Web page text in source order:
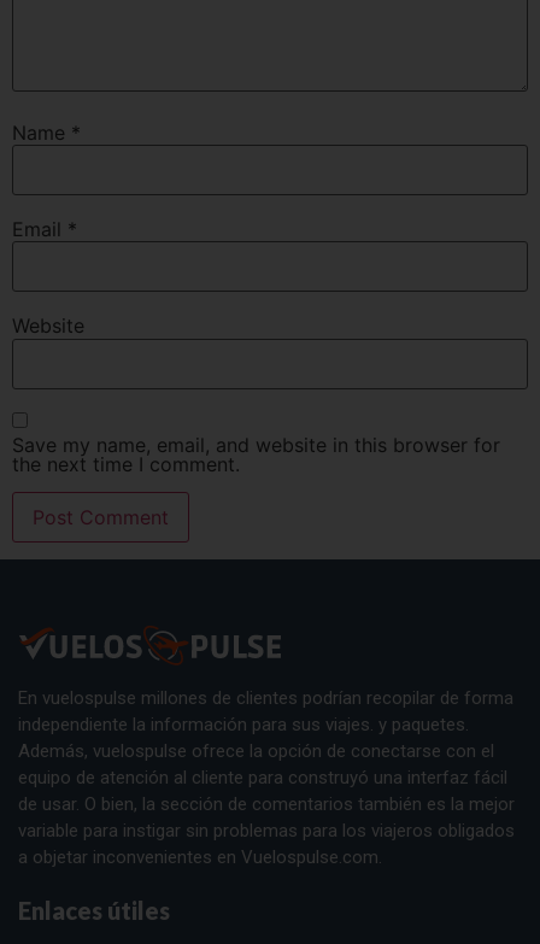
Name *
Email *
Website
Save my name, email, and website in this browser for
the next time I comment.
En vuelospulse millones de clientes podrían recopilar de forma
independiente la información para sus viajes. y paquetes.
Además, vuelospulse ofrece la opción de conectarse con el
equipo de atención al cliente para construyó una interfaz fácil
de usar. O bien, la sección de comentarios también es la mejor
variable para instigar sin problemas para los viajeros obligados
a objetar inconvenientes en Vuelospulse.com.
Enlaces útiles